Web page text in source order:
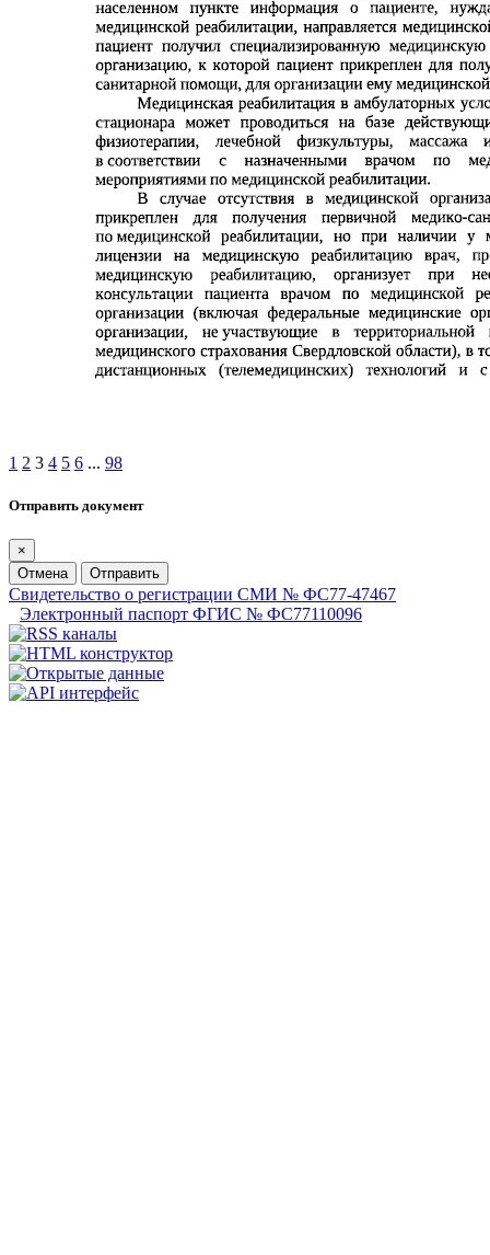
1 2 3 4 5 6 ... 98
Отправить документ
×
Отмена
Отправить
Свидетельство о регистрации СМИ № ФС77-47467
Электронный паспорт ФГИС № ФС77110096